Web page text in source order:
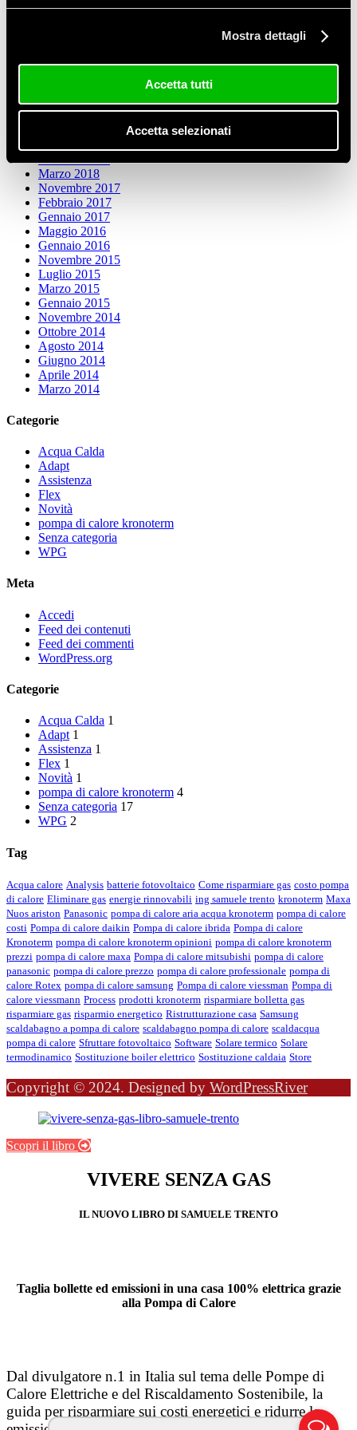
Mostra dettagli
Accetta tutti
Accetta selezionati
strutture ricettive, bar, palazzine, e molto altro
riscaldata con pompa di Calore geotermica ad asse orizzontale
Settembre 2024
Marzo 2018
Novembre 2017
Febbraio 2017
Gennaio 2017
Maggio 2016
Gennaio 2016
Novembre 2015
Luglio 2015
Marzo 2015
Gennaio 2015
Novembre 2014
Ottobre 2014
Agosto 2014
Giugno 2014
Aprile 2014
Marzo 2014
Categorie
Acqua Calda
Adapt
Assistenza
Flex
Novità
pompa di calore kronoterm
Senza categoria
WPG
Meta
Accedi
Feed dei contenuti
Feed dei commenti
WordPress.org
Categorie
Acqua Calda 1
Adapt 1
Assistenza 1
Flex 1
Novità 1
pompa di calore kronoterm 4
Senza categoria 17
WPG 2
Tag
Acqua calore Analysis batterie fotovoltaico Come risparmiare gas costo pompa
di calore Eliminare gas energie rinnovabili ing samuele trento kronoterm Maxa
Nuos ariston Panasonic pompa di calore aria acqua kronoterm pompa di calore
costi Pompa di calore daikin Pompa di calore ibrida Pompa di calore
Kronoterm pompa di calore kronoterm opinioni pompa di calore kronoterm
prezzi pompa di calore maxa Pompa di calore mitsubishi pompa di calore
panasonic pompa di calore prezzo pompa di calore professionale pompa di
calore Rotex pompa di calore samsung Pompa di calore viessman Pompa di
calore viessmann Process prodotti kronoterm risparmiare bolletta gas
risparmiare gas risparmio energetico Ristrutturazione casa Samsung
scaldabagno a pompa di calore scaldabagno pompa di calore scaldacqua
pompa di calore Sfruttare fotovoltaico Software Solare termico Solare
termodinamico Sostituzione boiler elettrico Sostituzione caldaia Store
Copyright © 2024. Designed by WordPressRiver
Scopri il libro
VIVERE SENZA GAS
IL NUOVO LIBRO DI SAMUELE TRENTO
Taglia bollette ed emissioni in una casa 100% elettrica grazie
alla Pompa di Calore
Dal divulgatore n.1 in Italia sul tema delle Pompe di
Calore Elettriche e del Riscaldamento Sostenibile, la
guida per risparmiare sui costi energetici e ridurre le